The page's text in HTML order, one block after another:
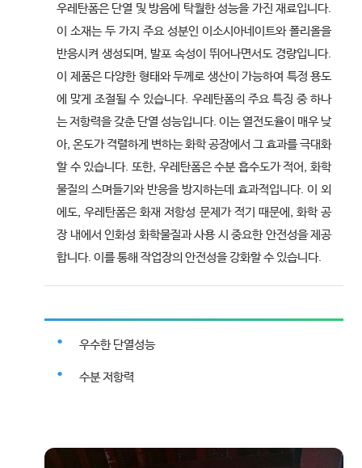
우레탄폼은 단열 및 방음에 탁월한 성능을 가진 재료입니다.
이 소재는 두 가지 주요 성분인 이소시아네이트와 폴리올을
반응시켜 생성되며, 발포 속성이 뛰어나면서도 경량입니다.
이 제품은 다양한 형태와 두께로 생산이 가능하여 특정 용도
에 맞게 조절될 수 있습니다. 우레탄폼의 주요 특징 중 하나
는 저항력을 갖춘 단열 성능입니다. 이는 열전도율이 매우 낮
아, 온도가 격렬하게 변하는 화학 공장에서 그 효과를 극대화
할 수 있습니다. 또한, 우레탄폼은 수분 흡수도가 적어, 화학
물질의 스며들기와 반응을 방지하는데 효과적입니다. 이 외
에도, 우레탄폼은 화재 저항성 문제가 적기 때문에, 화학 공
장 내에서 인화성 화학물질과 사용 시 중요한 안전성을 제공
합니다. 이를 통해 작업장의 안전성을 강화할 수 있습니다.
우수한 단열성능
수분 저항력